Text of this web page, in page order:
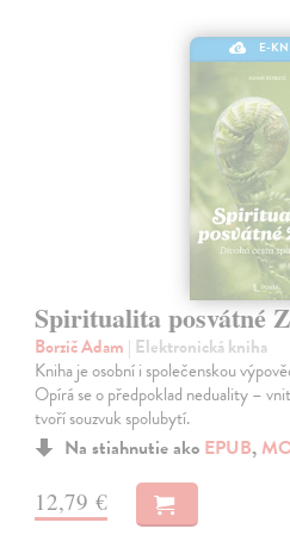
E-
Spiritualita posvátné
Borzič Adam | Elektronická kniha
Kniha je osobní i společenskou
Opírá se o předpoklad neduality –
tvoří souzvuk spolubytí.
Na stiahnutie ako EPUB,
12,79 €